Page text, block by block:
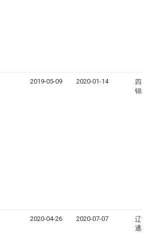
2019-05-09 2020-01-14
四川
锦城
2020-04-26 2020-07-07
辽宁
通科